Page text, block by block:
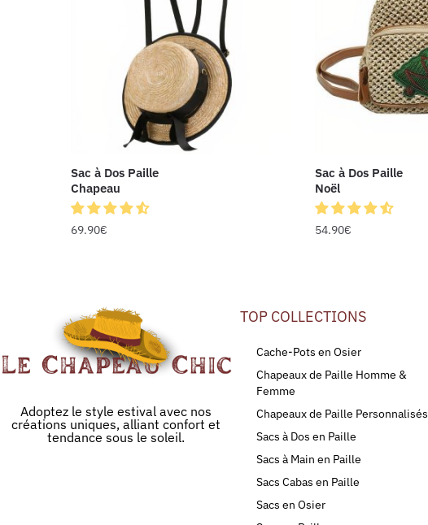
Sac à Dos Paille
Chapeau
69.90€
Sac à Dos Paille
Noël
54.90€
Adoptez le style estival avec nos
créations uniques, alliant confort et
tendance sous le soleil.
TOP COLLECTIONS
Cache-Pots en Osier
Chapeaux de Paille Homme &
Femme
Chapeaux de Paille Personnalisés
Sacs à Dos en Paille
Sacs à Main en Paille
Sacs Cabas en Paille
Sacs en Osier